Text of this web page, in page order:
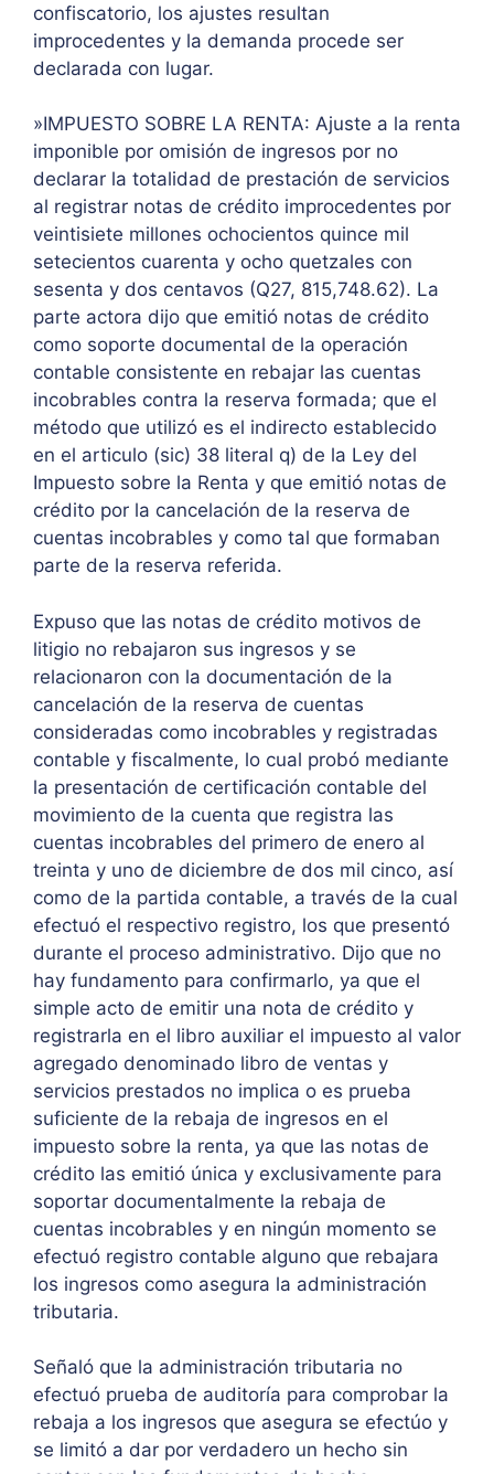
confiscatorio, los ajustes resultan
improcedentes y la demanda procede ser
declarada con lugar.
»IMPUESTO SOBRE LA RENTA: Ajuste a la renta
imponible por omisión de ingresos por no
declarar la totalidad de prestación de servicios
al registrar notas de crédito improcedentes por
veintisiete millones ochocientos quince mil
setecientos cuarenta y ocho quetzales con
sesenta y dos centavos (Q27, 815,748.62). La
parte actora dijo que emitió notas de crédito
como soporte documental de la operación
contable consistente en rebajar las cuentas
incobrables contra la reserva formada; que el
método que utilizó es el indirecto establecido
en el articulo (sic) 38 literal q) de la Ley del
Impuesto sobre la Renta y que emitió notas de
crédito por la cancelación de la reserva de
cuentas incobrables y como tal que formaban
parte de la reserva referida.
Expuso que las notas de crédito motivos de
litigio no rebajaron sus ingresos y se
relacionaron con la documentación de la
cancelación de la reserva de cuentas
consideradas como incobrables y registradas
contable y fiscalmente, lo cual probó mediante
la presentación de certificación contable del
movimiento de la cuenta que registra las
cuentas incobrables del primero de enero al
treinta y uno de diciembre de dos mil cinco, así
como de la partida contable, a través de la cual
efectuó el respectivo registro, los que presentó
durante el proceso administrativo. Dijo que no
hay fundamento para confirmarlo, ya que el
simple acto de emitir una nota de crédito y
registrarla en el libro auxiliar el impuesto al valor
agregado denominado libro de ventas y
servicios prestados no implica o es prueba
suficiente de la rebaja de ingresos en el
impuesto sobre la renta, ya que las notas de
crédito las emitió única y exclusivamente para
soportar documentalmente la rebaja de
cuentas incobrables y en ningún momento se
efectuó registro contable alguno que rebajara
los ingresos como asegura la administración
tributaria.
Señaló que la administración tributaria no
efectuó prueba de auditoría para comprobar la
rebaja a los ingresos que asegura se efectúo y
se limitó a dar por verdadero un hecho sin